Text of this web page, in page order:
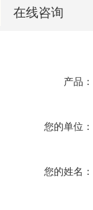
在线咨询
产品：
您的单位：
您的姓名：